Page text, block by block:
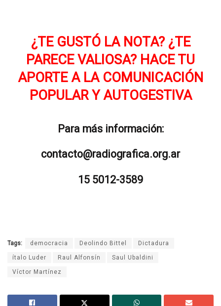
¿TE GUSTÓ LA NOTA? ¿TE
PARECE VALIOSA? HACE TU
APORTE A LA COMUNICACIÓN
POPULAR Y AUTOGESTIVA
Para más información:
contacto@radiografica.org.ar
15 5012-3589
Tags: democracia Deolindo Bittel Dictadura
ítalo Luder Raul Alfonsín Saul Ubaldini
Víctor Martínez